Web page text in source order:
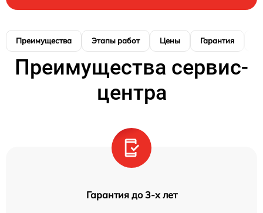
Преимущества Этапы работ Цены Гарантия
Преимущества сервис-
центра
Гарантия до 3-х лет